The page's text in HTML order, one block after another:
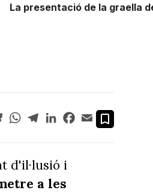
La presentació de la graella
BlueskyWhatsApp
TelegramLinkedInFacebook
Email
d'il·lusió i
a les